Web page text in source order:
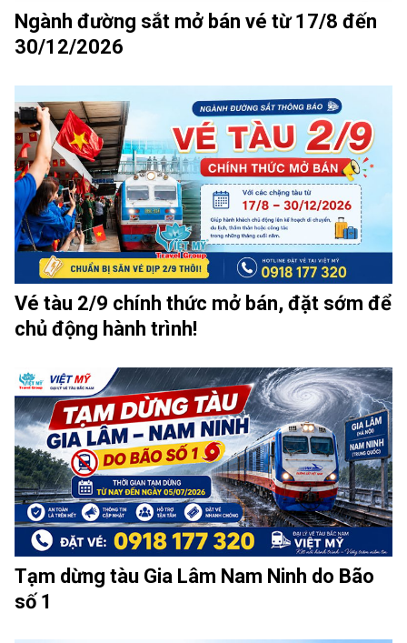
Ngành đường sắt mở bán vé từ 17/8 đến
30/12/2026
Vé tàu 2/9 chính thức mở bán, đặt sớm để
chủ động hành trình!
Tạm dừng tàu Gia Lâm Nam Ninh do Bão
số 1